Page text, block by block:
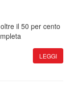
il 50 per cento
LEGGI